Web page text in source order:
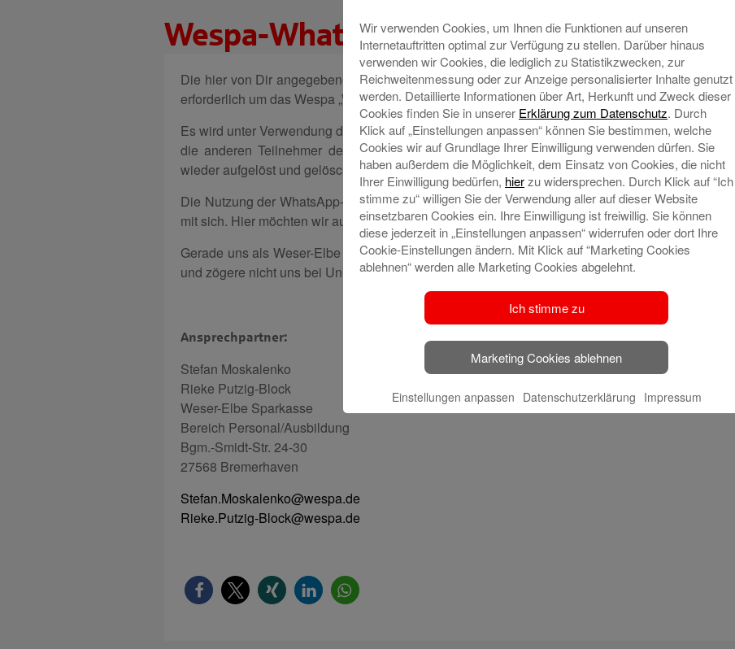
Wespa-WhatsApp-Praktikum
Die hier von Dir angegebenen Kontaktdaten, werden für das Projekt vorübergehend von uns
erforderlich um das Wespa „WhatsApp“ Praktikum durchführen zu können.
Es wird unter Verwendung der von Dir mitgeteilten Mobilfunknummer eine WhatsApp-Gruppe
die anderen Teilnehmer der Veranstaltung sichtbar wird. Die Gruppe wird zum Ende der
wieder aufgelöst und gelöscht.
Die Nutzung der WhatsApp-Dienste bringt außerdem noch eine weitere, von uns nicht
mit sich. Hier möchten wir auf die Nutzungsbedingungen der Firma WhatsApp Inc. verweisen.
Gerade uns als Weser-Elbe Sparkasse ist der Datenschutz sehr wichtig.Lese Dir deshalb bitte
und zögere nicht uns bei Unklarheiten zu fragen.
Ansprechpartner:
Stefan Moskalenko
Rieke Putzig-Block
Weser-Elbe Sparkasse
Bereich Personal/Ausbildung
Bgm.-Smidt-Str. 24-30
27568 Bremerhaven
Stefan.Moskalenko@wespa.de
Rieke.Putzig-Block@wespa.de
Wir verwenden Cookies, um Ihnen die Funktionen auf unseren
Internetauftritten optimal zur Verfügung zu stellen. Darüber hinaus
verwenden wir Cookies, die lediglich zu Statistikzwecken, zur
Reichweitenmessung oder zur Anzeige personalisierter Inhalte genutzt
werden. Detaillierte Informationen über Art, Herkunft und Zweck dieser
Cookies finden Sie in unserer Erklärung zum Datenschutz. Durch
Klick auf „Einstellungen anpassen“ können Sie bestimmen, welche
Cookies wir auf Grundlage Ihrer Einwilligung verwenden dürfen. Sie
haben außerdem die Möglichkeit, dem Einsatz von Cookies, die nicht
Ihrer Einwilligung bedürfen, hierzu widersprechen. Durch Klick auf “Ich
stimme zu“ willigen Sie der Verwendung aller auf dieser Website
einsetzbaren Cookies ein. Ihre Einwilligung ist freiwillig. Sie können
diese jederzeit in „Einstellungen anpassen“ widerrufen oder dort Ihre
Cookie-Einstellungen ändern. Mit Klick auf “Marketing Cookies
ablehnen“ werden alle Marketing Cookies abgelehnt.
Ich stimme zu
Marketing Cookies ablehnen
Einstellungen anpassen Datenschutzerklärung Impressum